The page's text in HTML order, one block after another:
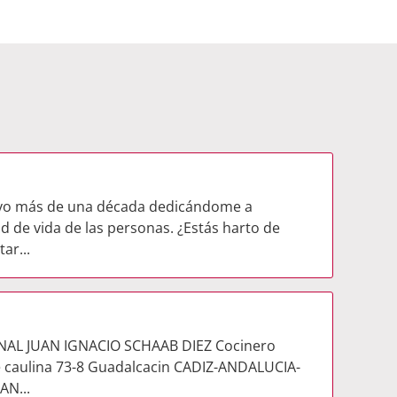
más de una década dedicándome a
vida de las personas. ¿Estás harto de
JUAN IGNACIO SCHAAB DIEZ Cocinero
73-8 Guadalcacin CADIZ-ANDALUCIA-